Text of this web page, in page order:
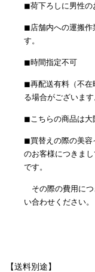
◼︎荷下ろしに男性の
◼︎店舗内への運搬作
す。
◼︎時間指定不可
◼︎再配送有料（不在
る場合がございます
◼︎こちらの商品は大
◼︎買替えの際の美容
のお客様につきま
です。
その際の費用につ
い合わせください。
【送料別途】